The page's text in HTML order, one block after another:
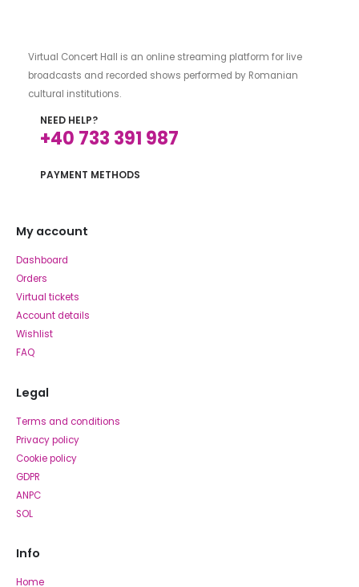
Virtual Concert Hall is an online streaming platform for live
broadcasts and recorded shows performed by Romanian
cultural institutions.
NEED HELP?
+40 733 391 987
PAYMENT METHODS
My account
Dashboard
Orders
Virtual tickets
Account details
Wishlist
FAQ
Legal
Terms and conditions
Privacy policy
Cookie policy
GDPR
ANPC
SOL
Info
Home